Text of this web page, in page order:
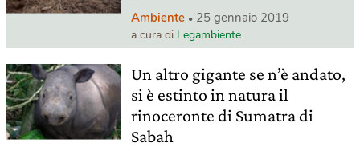
Ambiente 25 gennaio 2019
a cura di Legambiente
Un altro gigante se n’è andato,
si è estinto in natura il
rinoceronte di Sumatra di
Sabah